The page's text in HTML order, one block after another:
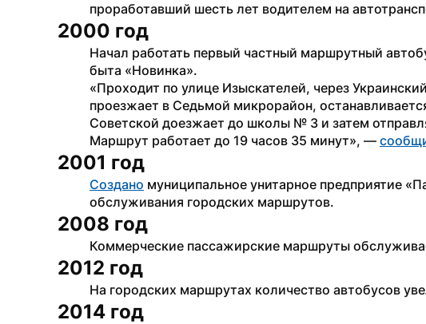
проработавший шесть лет водителем на
2000 год
Начал работать первый частный маршрутный
быта «Новинка».
«Проходит по улице Изыскателей, через
проезжает в Седьмой микрорайон,
Советской доезжает до школы № 3 и затем
Маршрут работает до 19 часов 35 минут», —
2001 год
Создано муниципальное унитарное предприятие
обслуживания городских маршрутов.
2008 год
Коммерческие пассажирские маршруты
2012 год
На городских маршрутах количество автобусов
2014 год